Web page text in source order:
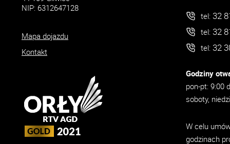
NIP: 6312647128
Mapa dojazdu
Kontakt
tel: 32
tel: 32
tel: 32
Godziny
pon-pt: 9:00
soboty,
W celu
godzinach